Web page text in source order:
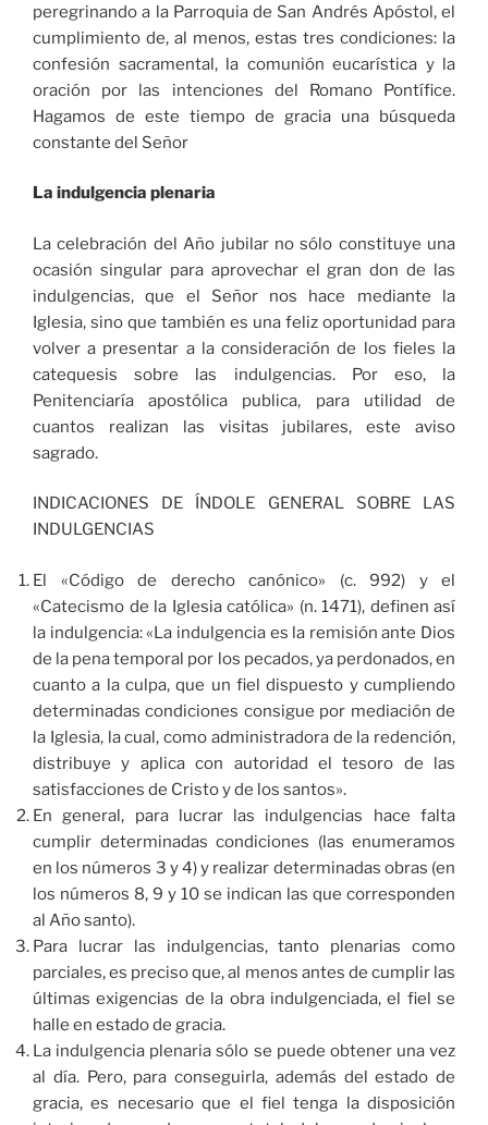
peregrinando a la Parroquia de San Andrés Apóstol, el
cumplimiento de, al menos, estas tres condiciones: la
confesión sacramental, la comunión eucarística y la
oración por las intenciones del Romano Pontífice.
Hagamos de este tiempo de gracia una búsqueda
constante del Señor
La indulgencia plenaria
La celebración del Año jubilar no sólo constituye una
ocasión singular para aprovechar el gran don de las
indulgencias, que el Señor nos hace mediante la
Iglesia, sino que también es una feliz oportunidad para
volver a presentar a la consideración de los fieles la
catequesis sobre las indulgencias. Por eso, la
Penitenciaría apostólica publica, para utilidad de
cuantos realizan las visitas jubilares, este aviso
sagrado.
INDICACIONES DE ÍNDOLE GENERAL SOBRE LAS
INDULGENCIAS
El «Código de derecho canónico» (c. 992) y el
«Catecismo de la Iglesia católica» (n. 1471), definen así
la indulgencia: «La indulgencia es la remisión ante Dios
de la pena temporal por los pecados, ya perdonados, en
cuanto a la culpa, que un fiel dispuesto y cumpliendo
determinadas condiciones consigue por mediación de
la Iglesia, la cual, como administradora de la redención,
distribuye y aplica con autoridad el tesoro de las
satisfacciones de Cristo y de los santos».
En general, para lucrar las indulgencias hace falta
cumplir determinadas condiciones (las enumeramos
en los números 3 y 4) y realizar determinadas obras (en
los números 8, 9 y 10 se indican las que corresponden
al Año santo).
Para lucrar las indulgencias, tanto plenarias como
parciales, es preciso que, al menos antes de cumplir las
últimas exigencias de la obra indulgenciada, el fiel se
halle en estado de gracia.
La indulgencia plenaria sólo se puede obtener una vez
al día. Pero, para conseguirla, además del estado de
gracia, es necesario que el fiel tenga la disposición